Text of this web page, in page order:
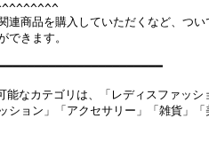
品を購入していただくなど、つい
きます。
能なカテゴリは、「レディスファッシ
ション」「アクセサリー」「雑貨」